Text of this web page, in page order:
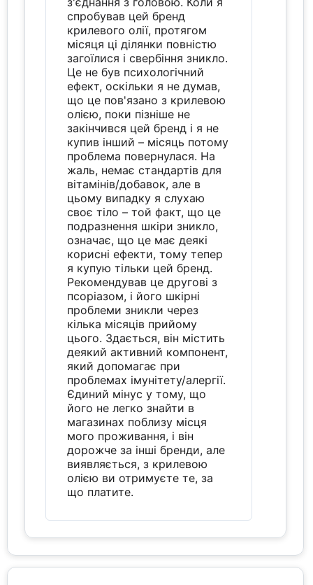
спробував цей бренд
крилевого олії, протягом
місяця ці ділянки повністю
загоїлися і свербіння зникло.
Це не був психологічний
ефект, оскільки я не думав,
що це пов'язано з крилевою
олією, поки пізніше не
закінчився цей бренд і я не
купив інший – місяць потому
проблема повернулася. На
жаль, немає стандартів для
вітамінів/добавок, але в
цьому випадку я слухаю
своє тіло – той факт, що це
подразнення шкіри зникло,
означає, що це має деякі
корисні ефекти, тому тепер
я купую тільки цей бренд.
Рекомендував це другові з
псоріазом, і його шкірні
проблеми зникли через
кілька місяців прийому
цього. Здається, він містить
деякий активний компонент,
який допомагає при
проблемах імунітету/алергії.
Єдиний мінус у тому, що
його не легко знайти в
магазинах поблизу місця
мого проживання, і він
дорожче за інші бренди, але
виявляється, з крилевою
олією ви отримуєте те, за
що платите.